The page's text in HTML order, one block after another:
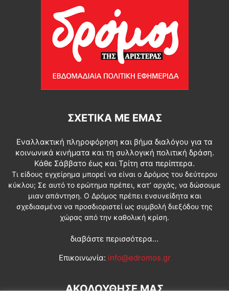
ΣΧΕΤΙΚΆ ΜΕ ΕΜΆΣ
Εναλλακτική πληροφόρηση και βήμα διαλόγου για τα
κοινωνικά κινήματα και τη συλλογική πολιτική δράση.
Κάθε Σάββατο έως και Τρίτη στα περίπτερα.
Τι είδους εγχείρημα μπορεί να είναι ο Δρόμος του δεύτερου
κύκλου; Σε αυτό το ερώτημα πρέπει, κατ’ αρχάς, να δώσουμε
μιαν απάντηση. Ο Δρόμος πρέπει ενσυνείδητα και
σχεδιασμένα να προσδιοριστεί ως συμβολή διεξόδου της
χώρας από την καθολική κρίση.
διαβάστε περισσότερα...
Επικοινωνία: info@edromos.gr
ΑΚΟΛΟΥΘΗΣΕ ΜΑΣ